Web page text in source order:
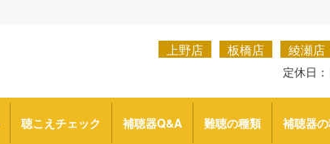
上野店 板橋店 綾瀬店
定休日
聴こえチェック 補聴器Q&A 難聴の種類 補聴器